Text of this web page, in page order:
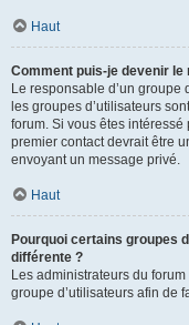
Haut
Comment puis-je devenir le
Le responsable d’un groupe
les groupes d’utilisateurs
forum. Si vous êtes intéressé
premier contact devrait être
envoyant un message privé.
Haut
Pourquoi certains groupes
différente ?
Les administrateurs du
groupe d’utilisateurs afin de